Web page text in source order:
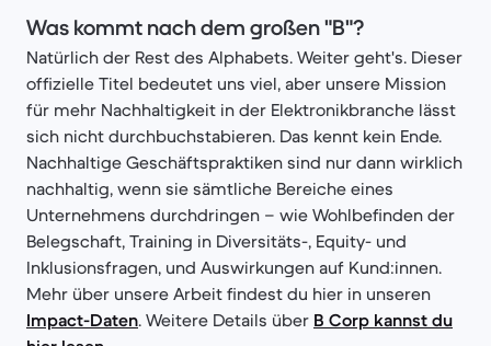
Was kommt nach dem großen "B"?
Natürlich der Rest des Alphabets. Weiter geht's. Dieser
offizielle Titel bedeutet uns viel, aber unsere Mission
für mehr Nachhaltigkeit in der Elektronikbranche lässt
sich nicht durchbuchstabieren. Das kennt kein Ende.
Nachhaltige Geschäftspraktiken sind nur dann wirklich
nachhaltig, wenn sie sämtliche Bereiche eines
Unternehmens durchdringen – wie Wohlbefinden der
Belegschaft, Training in Diversitäts-, Equity- und
Inklusionsfragen, und Auswirkungen auf Kund:innen.
Mehr über unsere Arbeit findest du hier in unseren
Impact-Daten. Weitere Details über B Corp kannst du